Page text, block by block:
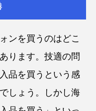
ンを買うのはどこ
ります。技適の問
品を買うという感
しょう。しかし海